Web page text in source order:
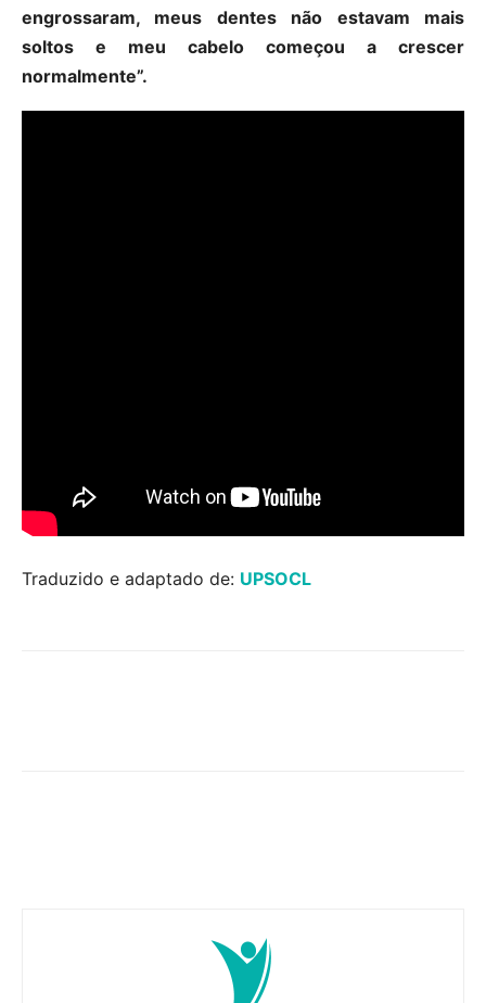
engrossaram, meus dentes não estavam mais
soltos e meu cabelo começou a crescer
normalmente”.
Traduzido e adaptado de: UPSOCL